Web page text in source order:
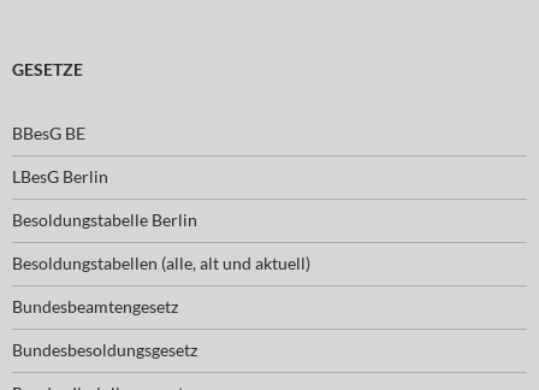
GESETZE
BBesG BE
LBesG Berlin
Besoldungstabelle Berlin
Besoldungstabellen (alle, alt und aktuell)
Bundesbeamtengesetz
Bundesbesoldungsgesetz